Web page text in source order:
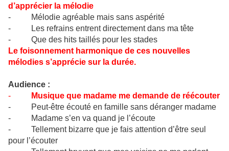
d’apprécier la mélodie
- Mélodie agréable mais sans aspérité
- Les refrains entrent directement dans ma tête
- Que des hits taillés pour les stades
Le foisonnement harmonique de ces nouvelles
mélodies s’apprécie sur la durée.
Audience :
-
Musique que madame me demande de réécouter
- Peut-être écouté en famille sans déranger madame
- Madame s’en va quand je l’écoute
- Tellement bizarre que je fais attention d’être seul
pour l’écouter